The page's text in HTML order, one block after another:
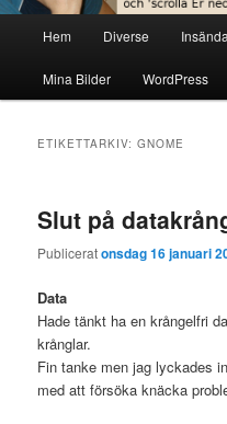
Hem Diverse
Mina Bilder WordPress
ETIKETTARKIV:GNOME
Slut på
Publiceratonsdag 16 januari
Data
Hade tänkt ha en krångelfri
krånglar.
Fin tanke men jag lyckades
med att försöka knäcka